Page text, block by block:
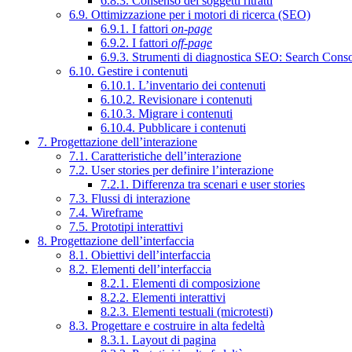
6.9. Ottimizzazione per i motori di ricerca (SEO)
6.9.1. I fattori on-page
6.9.2. I fattori off-page
6.9.3. Strumenti di diagnostica SEO: Search
6.10. Gestire i contenuti
6.10.1. L’inventario dei contenuti
6.10.2. Revisionare i contenuti
6.10.3. Migrare i contenuti
6.10.4. Pubblicare i contenuti
7. Progettazione dell’interazione
7.1. Caratteristiche dell’interazione
7.2. User stories per definire l’interazione
7.2.1. Differenza tra scenari e user stories
7.3. Flussi di interazione
7.4. Wireframe
7.5. Prototipi interattivi
8. Progettazione dell’interfaccia
8.1. Obiettivi dell’interfaccia
8.2. Elementi dell’interfaccia
8.2.1. Elementi di composizione
8.2.2. Elementi interattivi
8.2.3. Elementi testuali (microtesti)
8.3. Progettare e costruire in alta fedeltà
8.3.1. Layout di pagina